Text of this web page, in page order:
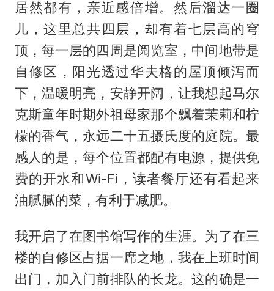
居然都有，亲近感倍增。然后溜达一圈
儿，这里总共四层，却有着七层高的穹
顶，每一层的四周是阅览室，中间地带是
自修区，阳光透过华夫格的屋顶倾泻而
下，温暖明亮，安静开阔，让我想起马尔
克斯童年时期外祖母家那个飘着茉莉和柠
檬的香气，永远二十五摄氏度的庭院。最
感人的是，每个位置都配有电源，提供免
费的开水和Wi-Fi，读者餐厅还有看起来
油腻腻的菜，有利于减肥。
我开启了在图书馆写作的生涯。为了在三
楼的自修区占据一席之地，我在上班时间
出门，加入门前排队的长龙。这的确是一